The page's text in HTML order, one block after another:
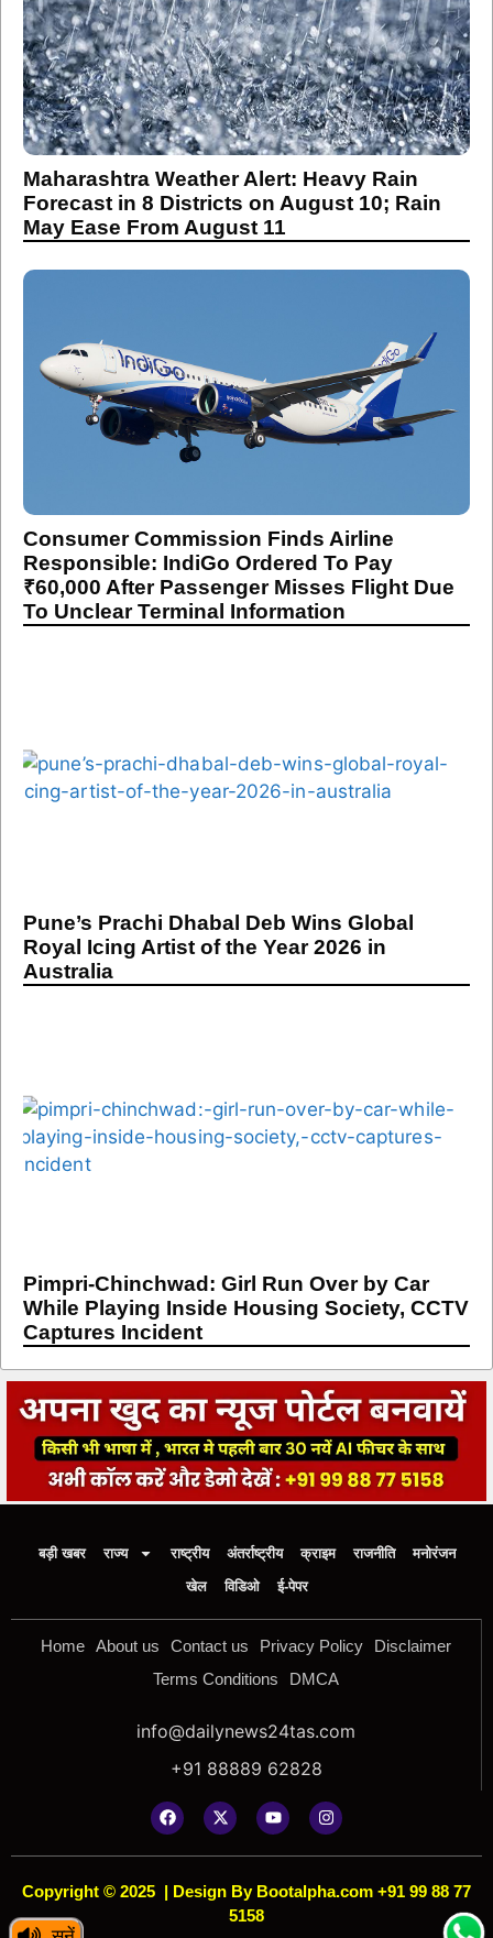
Maharashtra Weather Alert: Heavy Rain
Forecast in 8 Districts on August 10; Rain
May Ease From August 11
Consumer Commission Finds Airline
Responsible: IndiGo Ordered To Pay
₹60,000 After Passenger Misses Flight Due
To Unclear Terminal Information
Pune’s Prachi Dhabal Deb Wins Global
Royal Icing Artist of the Year 2026 in
Australia
Pimpri-Chinchwad: Girl Run Over by Car
While Playing Inside Housing Society, CCTV
Captures Incident
बड़ी खबर राज्य राष्ट्रीय अंतर्राष्ट्रीय क्राइम राजनीति
मनोरंजन
खेल
विडिओ ई-पेपर
Home About us Contact us Privacy Policy
Disclaimer
Terms Conditions
DMCA
info@dailynews24tas.com
+91 88889 62828
Copyright © 2025 | Design By Bootalpha.com +91 99 88 77
5158